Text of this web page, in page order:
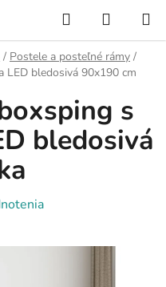
Hľadať
KOŠÍK
/ Postele a posteľné rámy /
LED bledosivá 90x190 cm
s
bledosivá